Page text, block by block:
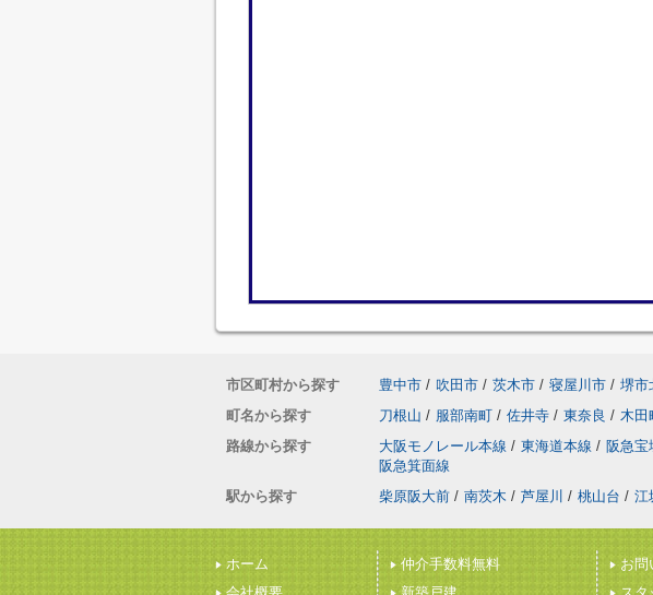
市区町村から探す 豊中市 / 吹田市 / 茨木市 / 寝屋川市 / 堺市
町名から探す
刀根山 / 服部南町 / 佐井寺 / 東奈良 / 木田
路線から探す
大阪モノレール本線 / 東海道本線 / 阪急宝
阪急箕面線
駅から探す
柴原阪大前 / 南茨木 / 芦屋川 / 桃山台 / 江
ホーム
仲介手数料無料
お問